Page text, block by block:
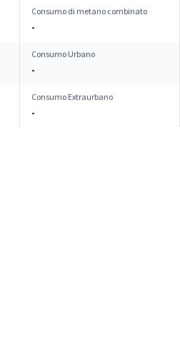
Consumo di metano combinato
-
Consumo Urbano
-
Consumo Extraurbano
-